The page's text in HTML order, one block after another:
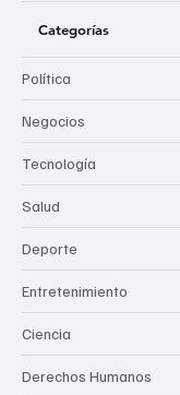
Categorías
Política
Negocios
Tecnología
Salud
Deporte
Entretenimiento
Ciencia
Derechos Humanos